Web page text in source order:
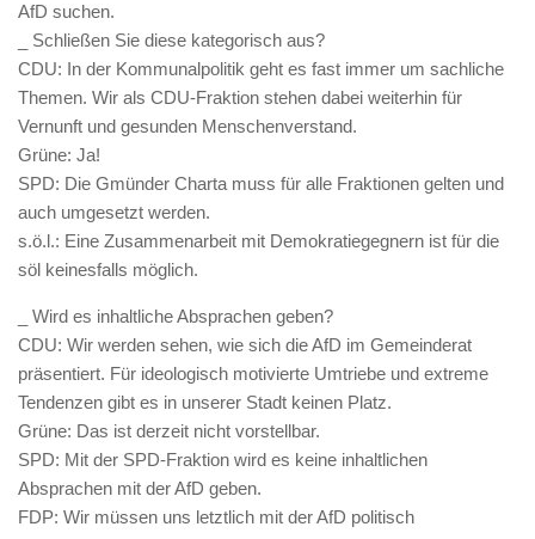
AfD suchen.
_ Schließen Sie diese kategorisch aus?
CDU: In der Kommunalpolitik geht es fast immer um sachliche
Themen. Wir als CDU-Fraktion stehen dabei weiterhin für
Vernunft und gesunden Menschenverstand.
Grüne: Ja!
SPD: Die Gmünder Charta muss für alle Fraktionen gelten und
auch umgesetzt werden.
s.ö.l.: Eine Zusammenarbeit mit Demokratiegegnern ist für die
söl keinesfalls möglich.
_ Wird es inhaltliche Absprachen geben?
CDU: Wir werden sehen, wie sich die AfD im Gemeinderat
präsentiert. Für ideologisch motivierte Umtriebe und extreme
Tendenzen gibt es in unserer Stadt keinen Platz.
Grüne: Das ist derzeit nicht vorstellbar.
SPD: Mit der SPD-Fraktion wird es keine inhaltlichen
Absprachen mit der AfD geben.
FDP: Wir müssen uns letztlich mit der AfD politisch